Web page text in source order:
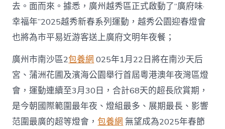
去。面而來。據悉，廣州越秀區正式啟動了“廣府味·
幸福年”2025越秀新春系列運動，越秀公園迎春燈會
也將為市平易近游客送上廣府文明年夜餐；
廣州市南沙區2包養網 025年1月22日將在南沙天后
宮、蒲洲花圃及濱海公園舉行首屆粵港澳年夜灣區燈
會，運動連續至3月30日，合計68天的超長欣賞期，
是今朝國際範圍最年夜、燈組最多、展期最長、影響
范圍最廣的超等燈會，包養網 無望成為2025年春節